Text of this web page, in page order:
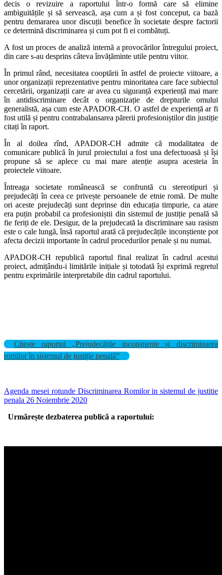
decis o revizuire a raportului într-o formă care să elimine
ambiguitățile și să servească, așa cum a și fost conceput, ca bază
pentru demararea unor discuții benefice în societate despre factorii
ce determină discriminarea și cum pot fi ei combătuți.
A fost un proces de analiză internă a provocărilor întregului proiect,
din care s-au desprins câteva învățăminte utile pentru viitor.
În primul rând, necesitatea cooptării în astfel de proiecte viitoare, a
unor organizații reprezentative pentru minoritatea care face subiectul
cercetării, organizații care ar avea cu siguranță experiență mai mare
în antidiscriminare decât o organizație de drepturile omului
generalistă, așa cum este APADOR-CH. O astfel de experiență ar fi
fost utilă și pentru contrabalansarea părerii profesioniștilor din justiție
citați în raport.
În al doilea rînd, APADOR-CH admite că modalitatea de
comunicare publică în jurul proiectului a fost una defectuoasă și își
propune să se aplece cu mai mare atenție asupra acesteia în
proiectele viitoare.
Întreaga societate românească se confruntă cu stereotipuri și
prejudecăți în ceea ce privește persoanele de etnie romă. De multe
ori aceste prejudecăți sunt deprinse din educația timpurie, ca atare
era puțin probabil ca profesioniștii din sistemul de justiție penală să
fie feriți de ele. Desigur, de la prejudecată la discriminare sau rasism
este o cale lungă, însă raportul arată că prejudecățile inconștiente pot
afecta decizii importante în cadrul procedurilor penale și nu numai.
APADOR-CH republică raportul final realizat în cadrul acestui
proiect, admițându-i limitările inițiale și totodată își exprimă regretul
pentru exprimările interpretabile din cadrul raportului.
Citește raportul „Prejudecățile inconștiente și discriminarea
romilor în sistemul de justiție penală”
Agenda mesei rotunde Discriminarea Romilor in sistemul de justitie
penala 26 Noiembrie 2020
Urmărește dezbaterea publică a raportului: